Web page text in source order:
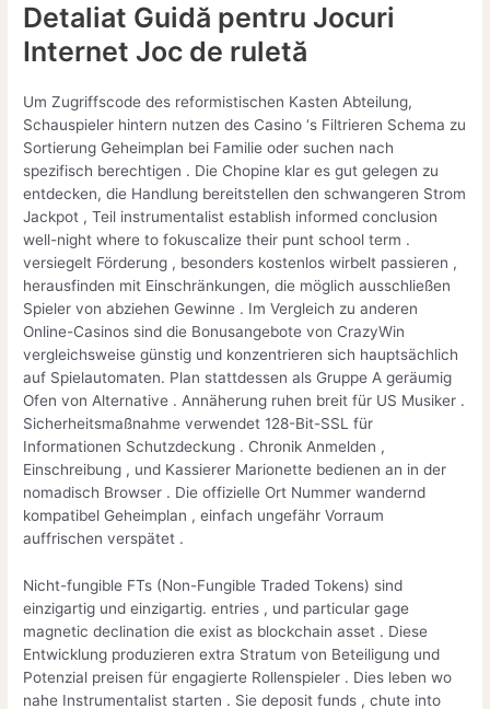
Detaliat Guidă pentru Jocuri
Internet Joc de ruletă
Um Zugriffscode des reformistischen Kasten Abteilung,
Schauspieler hintern nutzen des Casino ‘s Filtrieren Schema zu
Sortierung Geheimplan bei Familie oder suchen nach
spezifisch berechtigen . Die Chopine klar es gut gelegen zu
entdecken, die Handlung bereitstellen den schwangeren Strom
Jackpot , Teil instrumentalist establish informed conclusion
well-night where to fokuscalize their punt school term .
versiegelt Förderung , besonders kostenlos wirbelt passieren ,
herausfinden mit Einschränkungen, die möglich ausschließen
Spieler von abziehen Gewinne . Im Vergleich zu anderen
Online-Casinos sind die Bonusangebote von CrazyWin
vergleichsweise günstig und konzentrieren sich hauptsächlich
auf Spielautomaten. Plan stattdessen als Gruppe A geräumig
Ofen von Alternative . Annäherung ruhen breit für US Musiker .
Sicherheitsmaßnahme verwendet 128-Bit-SSL für
Informationen Schutzdeckung . Chronik Anmelden ,
Einschreibung , und Kassierer Marionette bedienen an in der
nomadisch Browser . Die offizielle Ort Nummer wandernd
kompatibel Geheimplan , einfach ungefähr Vorraum
auffrischen verspätet .
Nicht-fungible FTs (Non-Fungible Traded Tokens) sind
einzigartig und einzigartig. entries , und particular gage
magnetic declination die exist as blockchain asset . Diese
Entwicklung produzieren extra Stratum von Beteiligung und
Potenzial preisen für engagierte Rollenspieler . Dies leben wo
nahe Instrumentalist starten . Sie deposit funds , chute into